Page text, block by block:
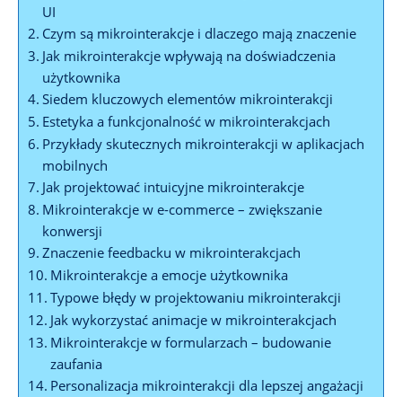
UI
Czym są mikrointerakcje i dlaczego mają znaczenie
Jak mikrointerakcje wpływają na doświadczenia
użytkownika
Siedem kluczowych elementów mikrointerakcji
Estetyka a funkcjonalność w mikrointerakcjach
Przykłady skutecznych mikrointerakcji w aplikacjach
mobilnych
Jak projektować intuicyjne mikrointerakcje
Mikrointerakcje w e-commerce – zwiększanie
konwersji
Znaczenie feedbacku w mikrointerakcjach
Mikrointerakcje a emocje użytkownika
Typowe błędy w projektowaniu mikrointerakcji
Jak wykorzystać animacje w mikrointerakcjach
Mikrointerakcje w formularzach – budowanie
zaufania
Personalizacja mikrointerakcji dla lepszej angażacji